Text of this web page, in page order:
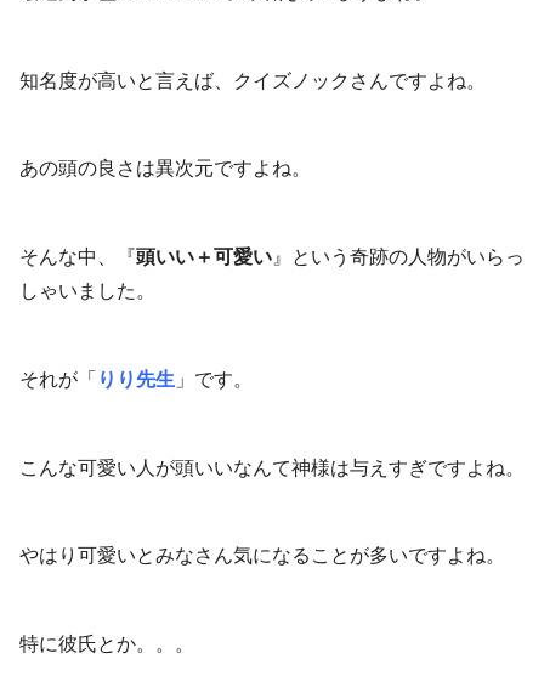
知名度が高いと言えば、クイズノックさんですよね。
あの頭の良さは異次元ですよね。
そんな中、『頭いい＋可愛い 』という奇跡の人物がいらっ
しゃいました。
それが「 りり先生 」です。
こんな可愛い人が頭いいなんて神様は与えすぎですよね。
やはり可愛いとみなさん気になることが多いですよね。
特に彼氏とか。。。